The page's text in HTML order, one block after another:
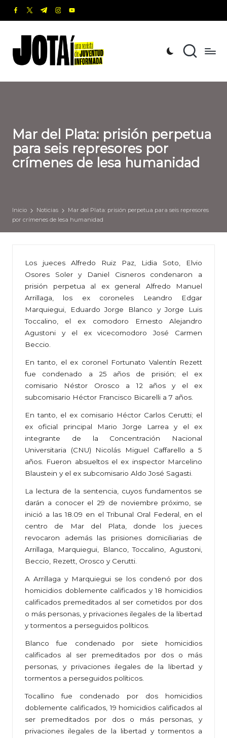
Saltar
contenido
facebook.com
twitter.com
t.me instagram.com
youtube.com
o
t
revista
de
Informada
Mar del Plata: prisión perpetua
para seis represores por
crímenes de lesa humanidad
Inicio Noticias
Mar del Plata: prisión perpetua para seis represores
por crímenes de lesa humanidad
Los jueces Alfredo Ruiz Paz, Lidia Soto, Elvio
Osores Soler y Daniel Cisneros condenaron a
prisión perpetua al ex general Alfredo Manuel
Arrillaga, los ex coroneles Leandro Edgar
Marquiegui, Eduardo Jorge Blanco y Jorge Luis
Toccalino, el ex comodoro Ernesto Alejandro
Agustoni y el ex vicecomodoro José Carmen
Beccio.
En tanto, el ex coronel Fortunato Valentín Rezett
fue condenado a 25 años de prisión; el ex
comisario Néstor Orosco a 12 años y el ex
subcomisario Héctor Francisco Bicarelli a 7 años.
En tanto, el ex comisario Héctor Carlos Cerutti; el
ex oficial principal Mario Jorge Larrea y el ex
integrante de la Concentración Nacional
Universitaria (CNU) Nicolás Miguel Caffarello a 5
años. Fueron absueltos el ex inspector Marcelino
Blaustein y el ex subcomisario Aldo José Sagasti.
La lectura de la sentencia, cuyos fundamentos se
darán a conocer el 29 de noviembre próximo, se
inició a las 18.09 en el Tribunal Oral Federal, en el
centro de Mar del Plata, donde los jueces
revocaron además las prisiones domiciliarias de
Arrillaga, Marquiegui, Blanco, Toccalino, Agustoni,
Beccio, Rezett, Orosco y Cerutti.
A Arrillaga y Marquiegui se los condenó por dos
homicidios doblemente calificados y 18 homicidios
calificados premeditados al ser cometidos por dos
o más personas, y privaciones ilegales de la libertad
y tormentos a perseguidos políticos.
Blanco fue condenado por siete homicidios
calificados al ser premeditados por dos o más
personas, y privaciones ilegales de la libertad y
tormentos a perseguidos políticos.
Tocallino fue condenado por dos homicidios
doblemente calificados, 19 homicidios calificados al
ser premeditados por dos o más personas, y
privaciones ilegales de la libertad y tormentos a